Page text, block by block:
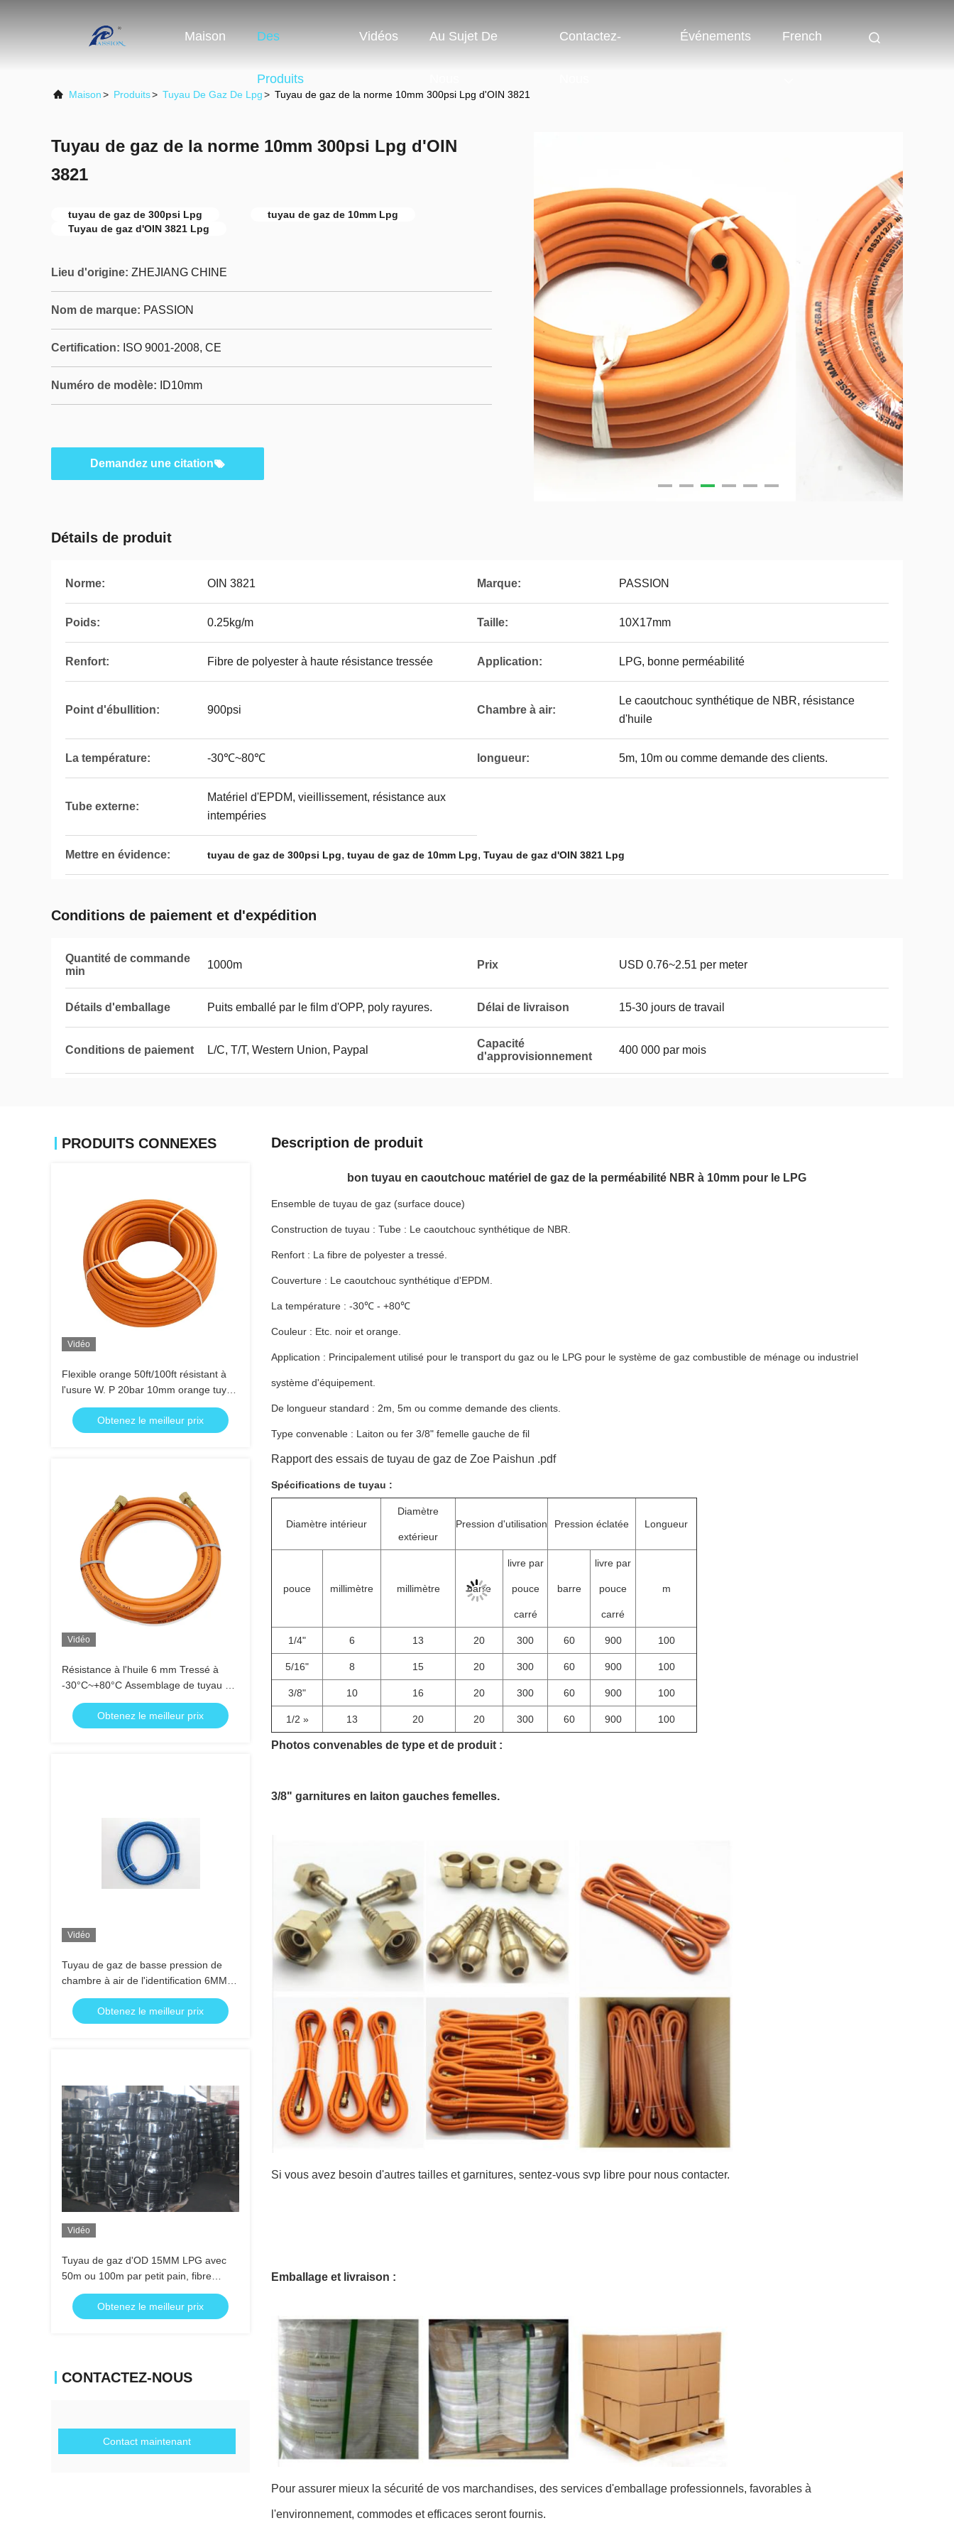
Maison Des
Produits
Vidéos Au Sujet De Contactez- Événements French
Maison> Produits> Tuyau De Gaz De Lpg> Tuyau de gaz de la norme 10mm 300psi Lpg d'OIN 3821
Tuyau de gaz de la norme 10mm 300psi Lpg d'OIN
3821
tuyau de gaz de 300psi Lpg
tuyau de gaz de 10mm Lpg
Tuyau de gaz d'OIN 3821 Lpg
Lieu d'origine: ZHEJIANG CHINE
Nom de marque: PASSION
Certification: ISO 9001-2008, CE
Numéro de modèle: ID10mm
Demandez une citation
Détails de produit
Norme: OIN 3821 Marque: PASSION
Poids: 0.25kg/m Taille: 10X17mm
Renfort: Fibre de polyester à haute résistance tressée Application: LPG, bonne perméabilité
Point d'ébullition: 900psi Chambre à air:
Le caoutchouc synthétique de NBR, résistance
d'huile
La température: -30℃~80℃ longueur: 5m, 10m ou comme demande des clients.
Tube externe:
Matériel d'EPDM, vieillissement, résistance aux
intempéries
Mettre en évidence: tuyau de gaz de 300psi Lpg, tuyau de gaz de 10mm Lpg, Tuyau de gaz d'OIN 3821 Lpg
Conditions de paiement et d'expédition
Quantité de commande
min
1000m Prix USD 0.76~2.51 per meter
Détails d'emballage Puits emballé par le film d'OPP, poly rayures. Délai de livraison 15-30 jours de travail
Conditions de paiement L/C, T/T, Western Union, Paypal
Capacité
d'approvisionnement
400 000 par mois
PRODUITS CONNEXES
Vidéo
Flexible orange 50ft/100ft résistant à
l'usure W. P 20bar 10mm orange tuyau
de gaz LPG
Obtenez le meilleur prix
Vidéo
Résistance à l'huile 6 mm Tressé à
-30°C~+80°C Assemblage de tuyau à
gaz en caoutchouc orange
Obtenez le meilleur prix
Vidéo
Tuyau de gaz de basse pression de
chambre à air de l'identification 6MM
NBR, tuyau de gaz naturel
Obtenez le meilleur prix
Vidéo
Tuyau de gaz d'OD 15MM LPG avec
50m ou 100m par petit pain, fibre
tressée
Obtenez le meilleur prix
CONTACTEZ-NOUS
Contact maintenant
Description de produit
bon tuyau en caoutchouc matériel de gaz de la perméabilité NBR à 10mm pour le LPG
Ensemble de tuyau de gaz (surface douce)
Construction de tuyau : Tube : Le caoutchouc synthétique de NBR.
Renfort : La fibre de polyester a tressé.
Couverture : Le caoutchouc synthétique d'EPDM.
La température : -30℃ - +80℃
Couleur : Etc. noir et orange.
Application : Principalement utilisé pour le transport du gaz ou le LPG pour le système de gaz combustible de ménage ou industriel
système d'équipement.
De longueur standard : 2m, 5m ou comme demande des clients.
Type convenable : Laiton ou fer 3/8" femelle gauche de fil
Rapport des essais de tuyau de gaz de Zoe Paishun .pdf
Spécifications de tuyau :
Diamètre intérieur
Diamètre
extérieur
Pression d'utilisation Pression éclatée Longueur
pouce millimètre millimètre barre
livre par
pouce
carré
barre
livre par
pouce
carré
m
1/4" 6 13 20 300 60 900 100
5/16" 8 15 20 300 60 900 100
3/8" 10 16 20 300 60 900 100
1/2 » 13 20 20 300 60 900 100
Photos convenables de type et de produit :
3/8" garnitures en laiton gauches femelles.
Si vous avez besoin d'autres tailles et garnitures, sentez-vous svp libre pour nous contacter.
Emballage et livraison :
Pour assurer mieux la sécurité de vos marchandises, des services d'emballage professionnels, favorables à
l'environnement, commodes et efficaces seront fournis.